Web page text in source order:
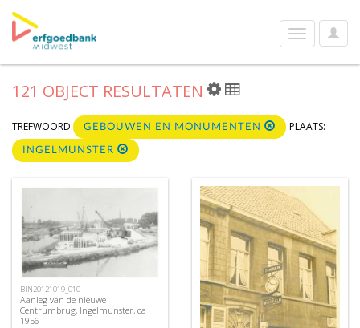
User
Toggle
navigation
121 OBJECT RESULTATEN
TREFWOORD: GEBOUWEN EN MONUMENTEN PLAATS:
INGELMUNSTER
BIN20121019_010
Aanleg van de nieuwe
Centrumbrug, Ingelmunster, ca
1956